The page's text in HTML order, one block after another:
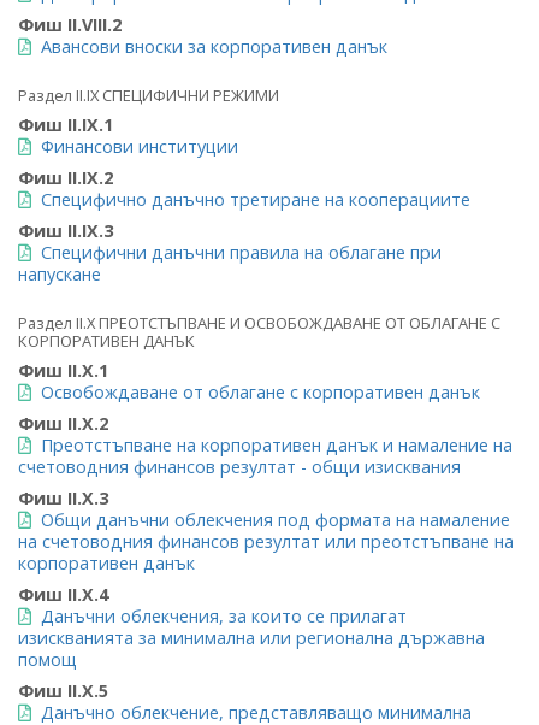
Фиш II.VIII.2
Авансови вноски за корпоративен данък
Раздел II.IX СПЕЦИФИЧНИ РЕЖИМИ
Фиш II.IX.1
Финансови институции
Фиш II.IX.2
Специфично данъчно третиране на кооперациите
Фиш II.IX.3
Специфични данъчни правила на облагане при
напускане
Раздел II.X ПРЕОТСТЪПВАНЕ И ОСВОБОЖДАВАНЕ ОТ ОБЛАГАНЕ С
КОРПОРАТИВЕН ДАНЪК
Фиш II.X.1
Освобождаване от облагане с корпоративен данък
Фиш II.X.2
Преотстъпване на корпоративен данък и намаление на
счетоводния финансов резултат - общи изисквания
Фиш II.X.3
Общи данъчни облекчения под формата на намаление
на счетоводния финансов резултат или преотстъпване на
корпоративен данък
Фиш II.X.4
Данъчни облекчения, за които се прилагат
изискванията за минимална или регионална държавна
помощ
Фиш II.X.5
Данъчно облекчение, представляващо минимална